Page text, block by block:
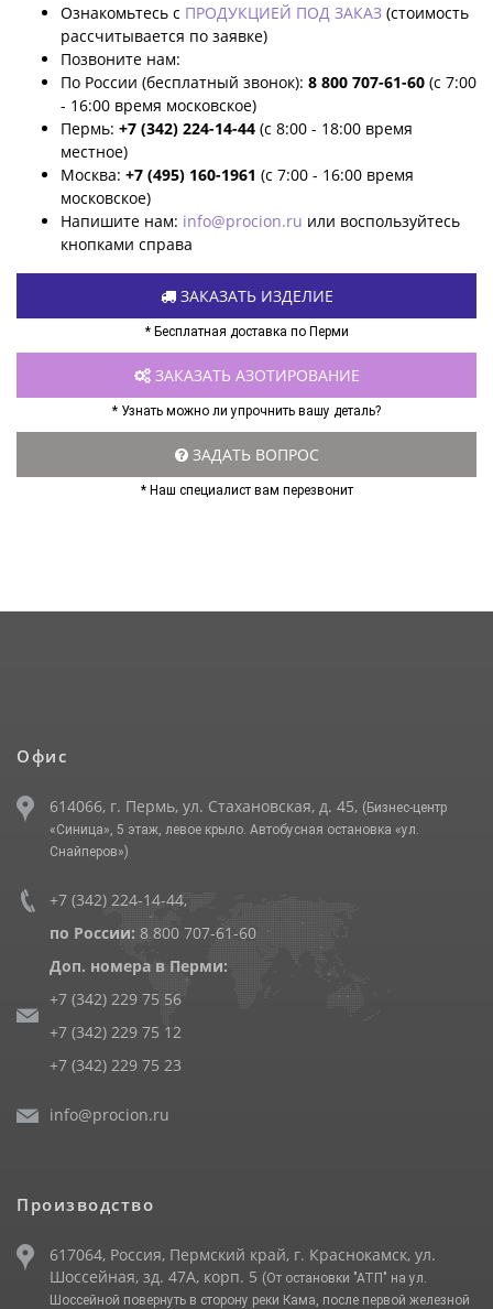
Ознакомьтесь с ПРОДУКЦИЕЙ ПОД ЗАКАЗ (стоимость
рассчитывается по заявке)
Позвоните нам:
По России (бесплатный звонок): 8 800 707-61-60 (с 7:00
- 16:00 время московское)
Пермь: +7 (342) 224-14-44 (с 8:00 - 18:00 время
местное)
Москва: +7 (495) 160-1961 (с 7:00 - 16:00 время
московское)
Напишите нам: info@procion.ru или воспользуйтесь
кнопками справа
ЗАКАЗАТЬ ИЗДЕЛИЕ
* Бесплатная доставка по Перми
ЗАКАЗАТЬ АЗОТИРОВАНИЕ
* Узнать можно ли упрочнить вашу деталь?
ЗАДАТЬ ВОПРОС
* Наш специалист вам перезвонит
Офис
614066, г. Пермь, ул. Стахановская, д. 45, (Бизнес-центр
«Синица», 5 этаж, левое крыло. Автобусная остановка «ул.
Снайперов»)
+7 (342) 224-14-44,
по России: 8 800 707-61-60
Доп. номера в Перми:
+7 (342) 229 75 56
+7 (342) 229 75 12
+7 (342) 229 75 23
info@procion.ru
Производство
617064, Россия, Пермский край, г. Краснокамск, ул.
Шоссейная, зд. 47А, корп. 5 (От остановки "АТП" на ул.
Шоссейной повернуть в сторону реки Кама, после первой железной